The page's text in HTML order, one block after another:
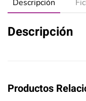
Descripción
Descripción
Productos